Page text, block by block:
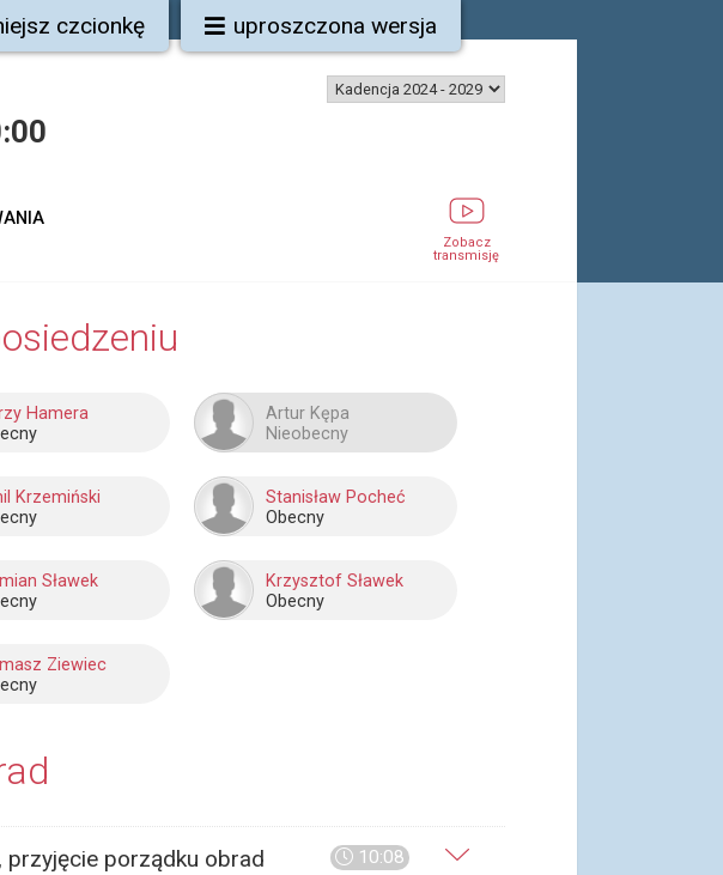
czcionkę uproszczona wersja
Zobacz
transmisję
Hamera
Artur Kępa
Nieobecny
Krzemiński
Stanisław Pocheć
Obecny
Sławek
Krzysztof Sławek
Obecny
Ziewiec
10:08
porządku obrad